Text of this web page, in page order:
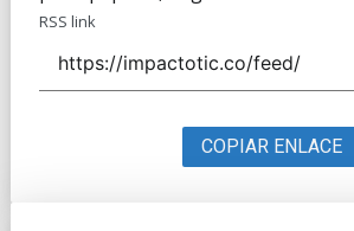
RSS link
COPIAR ENLACE